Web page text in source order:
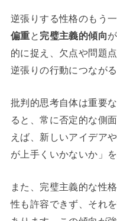
逆張りする性格のもう
偏重と 完璧主義的傾向
的に捉え、欠点や問題
逆張りの行動につなが
批判的思考自体は重要
ると、常に否定的な側
えば、新しいアイデア
が上手くいかないか」
また、完璧主義的な性
性も許容できず、それ